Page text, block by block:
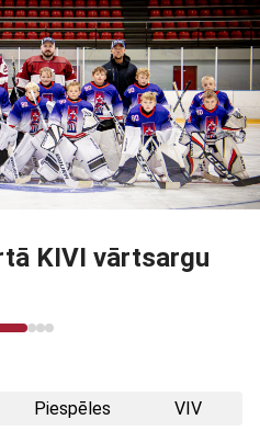
Izcilības
posms
Piespēles VIV